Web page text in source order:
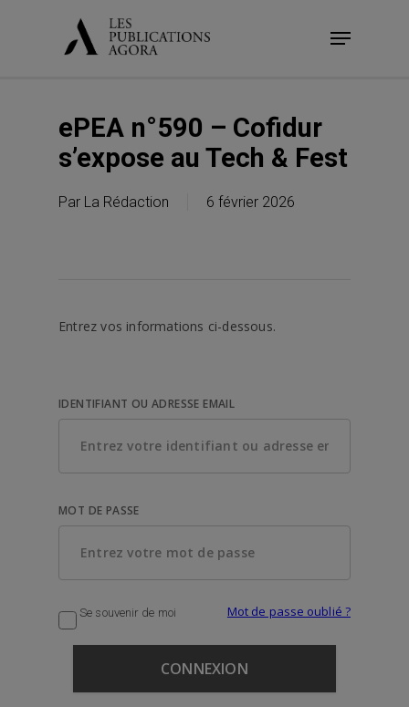
Menu
ePEA n°590 – Cofidur
s’expose au Tech & Fest
Par La Rédaction 6 février 2026
Entrez vos informations ci-dessous.
IDENTIFIANT OU ADRESSE EMAIL
MOT DE PASSE
Se souvenir de moi Mot de passe oublié ?